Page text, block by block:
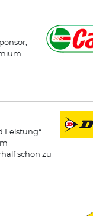
Leistung“
schon zu